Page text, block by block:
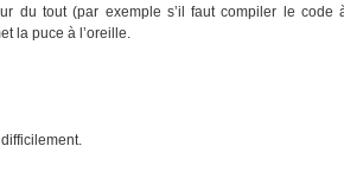
du tout (par exemple s’il faut compiler le code
la puce à l’oreille.